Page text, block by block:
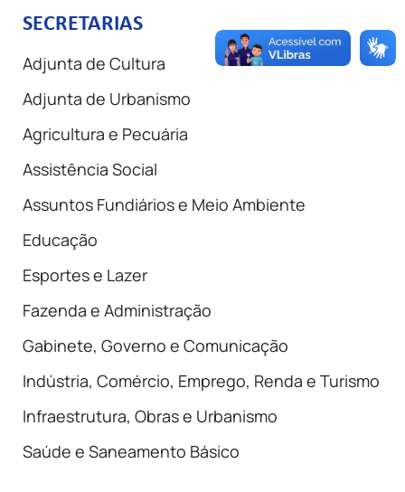
SECRETARIAS
Adjunta de Cultura
Adjunta de Urbanismo
Agricultura e Pecuária
Assistência Social
Assuntos Fundiários e Meio Ambiente
Educação
Esportes e Lazer
Fazenda e Administração
Gabinete, Governo e Comunicação
Indústria, Comércio, Emprego, Renda e Turismo
Infraestrutura, Obras e Urbanismo
Saúde e Saneamento Básico